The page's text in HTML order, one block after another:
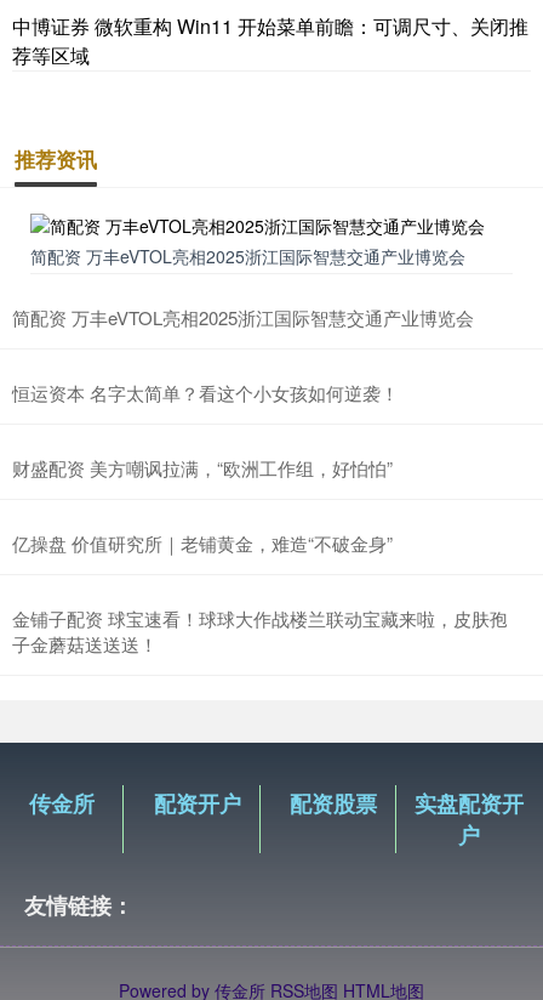
中博证券 微软重构 Win11 开始菜单前瞻：可调尺寸、关闭推
荐等区域
推荐资讯
简配资 万丰eVTOL亮相2025浙江国际智慧交通产业博览会
简配资 万丰eVTOL亮相2025浙江国际智慧交通产业博览会
恒运资本 名字太简单？看这个小女孩如何逆袭！
财盛配资 美方嘲讽拉满，“欧洲工作组，好怕怕”
亿操盘 价值研究所｜老铺黄金，难造“不破金身”
金铺子配资 球宝速看！球球大作战楼兰联动宝藏来啦，皮肤孢
子金蘑菇送送送！
传金所 配资开户 配资股票
实盘配资开
户
友情链接：
Powered by 传金所 RSS地图 HTML地图